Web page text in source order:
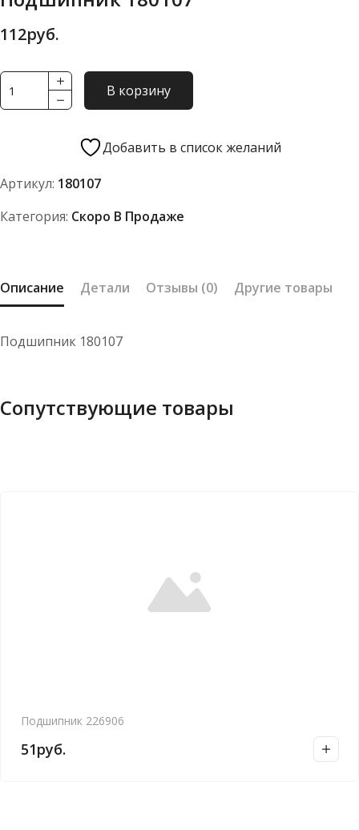
112руб.
Количество
товара
В корзину
Добавить в список желаний
Артикул: 180107
Категория: Скоро В Продаже
Описание Детали Отзывы (0) Другие товары
Подшипник 180107
Сопутствующие товары
Подшипник 226906
51руб.